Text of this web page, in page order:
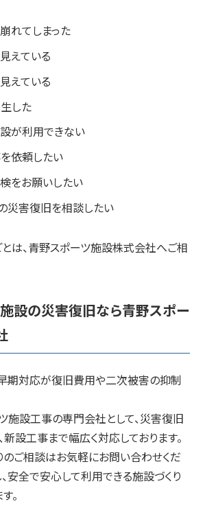
れてしまった
えている
えている
した
が利用できない
依頼したい
をお願いしたい
災害復旧を相談したい
とは、青野スポーツ施設株式会社へご相
設の災害復旧なら青野スポー
期対応が復旧費用や二次被害の抑制
施設工事の専門会社として、災害復旧
設工事まで幅広く対応しております。
のご相談はお気軽にお問い合わせくだ
安全で安心して利用できる施設づくり
。